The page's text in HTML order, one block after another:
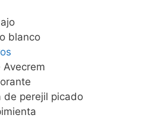
blanco
de perejil picado